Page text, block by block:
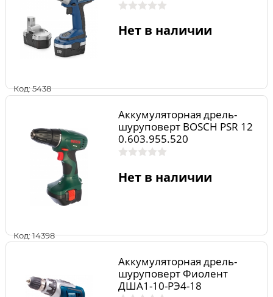
Код: 5438
Нет в наличии
Код: 14398
Аккумуляторная дрель-
шуруповерт BOSCH PSR 12
0.603.955.520
Нет в наличии
Аккумуляторная дрель-
шуруповерт Фиолент
ДША1-10-РЭ4-18